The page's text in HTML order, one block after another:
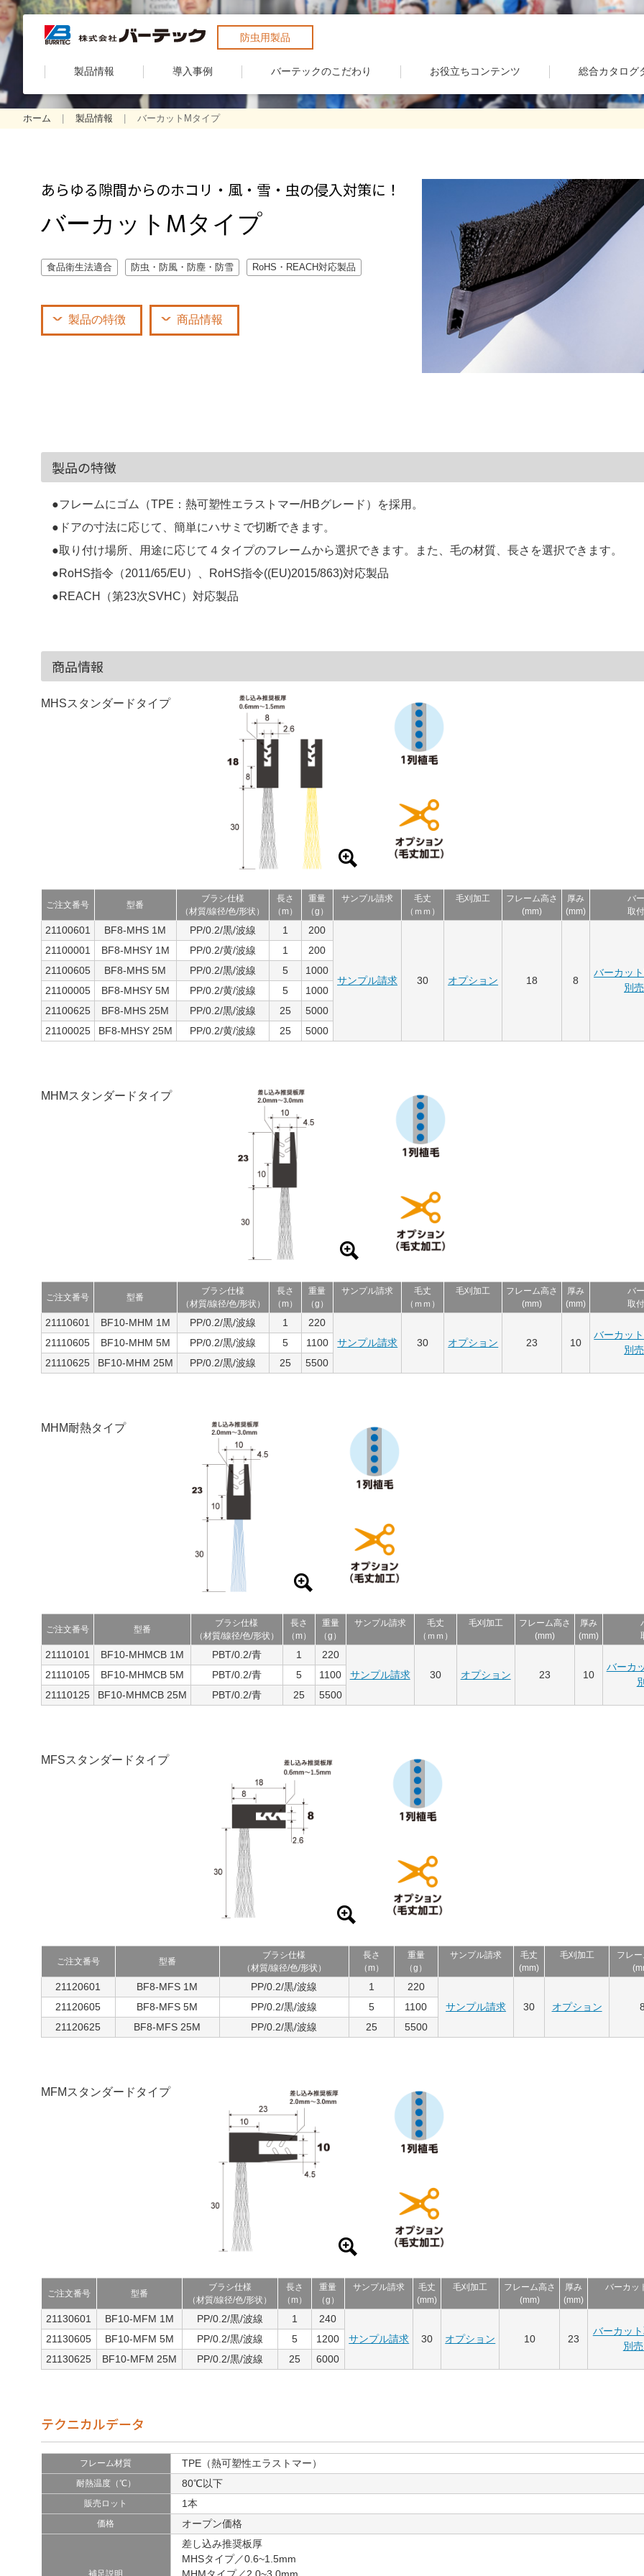
防虫用製品
製品情報 導入事例 バーテックのこだわり お役立ちコンテンツ 総合カタログ
ホーム 製品情報 バーカットMタイプ
あらゆる隙間からのホコリ・風・雪・虫の侵入対策に！
バーカットMタイプ
食品衛生法適合 防虫・防風・防塵・防雪 RoHS・REACH対応製品
製品の特徴 商品情報
製品の特徴
●フレームにゴム（TPE：熱可塑性エラストマー/HBグレード）を採用。
●ドアの寸法に応じて、簡単にハサミで切断できます。
●取り付け場所、用途に応じて４タイプのフレームから選択できます。また、毛の材質、長さを選択できます。
●RoHS指令（2011/65/EU）、RoHS指令((EU)2015/863)対応製品
●REACH（第23次SVHC）対応製品
商品情報
MHSスタンダードタイプ
ご注文番号 型番
ブラシ仕様
（材質/線径/色/形状）
長さ
（m）
重量
（g）
21100601 BF8-MHS 1M PP/0.2/黒/波線 1
200
21100001
BF8-MHSY 1M PP/0.2/黄/波線 1
200
21100605
BF8-MHS 5M PP/0.2/黒/波線 5
1000
21100005
BF8-MHSY 5M PP/0.2/黄/波線 5
1000
21100625
BF8-MHS 25M PP/0.2/黒/波線 25
5000
21100025
BF8-MHSY 25M PP/0.2/黄/波線 25 5000
サンプル請求
毛丈
（ｍｍ）
毛刈加工
フレーム高さ
(mm)
厚み
(mm)
バ
取
サンプル請求 30 オプション 18 8
バーカッ
別
MHMスタンダードタイプ
ご注文番号 型番
ブラシ仕様
（材質/線径/色/形状）
長さ
（m）
重量
（g）
21110601 BF10-MHM 1M PP/0.2/黒/波線 1
220
21110605
BF10-MHM 5M PP/0.2/黒/波線 5
1100
21110625
BF10-MHM 25M PP/0.2/黒/波線 25 5500
サンプル請求
毛丈
（ｍｍ）
毛刈加工
フレーム高さ
(mm)
厚み
(mm)
バ
取
サンプル請求 30 オプション 23 10
バーカッ
別
MHM耐熱タイプ
ご注文番号 型番
ブラシ仕様
（材質/線径/色/形状）
長さ
（m）
重量
（g）
21110101 BF10-MHMCB 1M PBT/0.2/青 1
220
21110105
BF10-MHMCB 5M PBT/0.2/青 5
1100
21110125
BF10-MHMCB 25M PBT/0.2/青 25 5500
サンプル請求
毛丈
（ｍｍ）
毛刈加工
フレーム高さ
(mm)
厚み
(mm)
サンプル請求 30 オプション 23 10
バーカ
MFSスタンダードタイプ
ご注文番号 型番
ブラシ仕様
（材質/線径/色/形状）
長さ
（m）
重量
（g）
21120601 BF8-MFS 1M PP/0.2/黒/波線 1
220
21120605
BF8-MFS 5M PP/0.2/黒/波線 5
1100
21120625
BF8-MFS 25M PP/0.2/黒/波線 25 5500
サンプル請求
毛丈
(mm)
毛刈加工
フレ
サンプル請求 30 オプション 8
MFMスタンダードタイプ
ご注文番号 型番
ブラシ仕様
（材質/線径/色/形状）
長さ
（m）
重量
（g）
21130601 BF10-MFM 1M PP/0.2/黒/波線 1
240
21130605
BF10-MFM 5M PP/0.2/黒/波線 5
1200
21130625
BF10-MFM 25M PP/0.2/黒/波線 25 6000
サンプル請求
毛丈
(mm)
毛刈加工
フレーム高さ
(mm)
厚み
(mm)
バーカッ
サンプル請求 30 オプション 10 23
バーカッ
別
テクニカルデータ
フレーム材質 TPE（熱可塑性エラストマー）
耐熱温度（℃） 80℃以下
販売ロット 1本
価格 オープン価格
補足説明
差し込み推奨板厚
MHSタイプ／0.6~1.5mm